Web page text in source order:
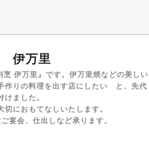
伊万里
伊万里』です。伊万里焼などの美しい
作りの料理を出す店にしたい と、先代
けました。
におもてなしいたします。
宴会、仕出しなど承ります。